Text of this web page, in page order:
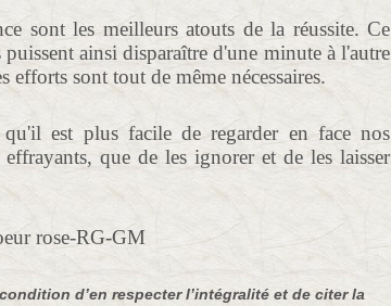
sont les meilleurs atouts de la réussite. Ce
ainsi disparaître d'une minute à l'autre
sont tout de même nécessaires.
est plus facile de regarder en face nos
que de les ignorer et de les laisser
d’en respecter l’intégralité et de citer la